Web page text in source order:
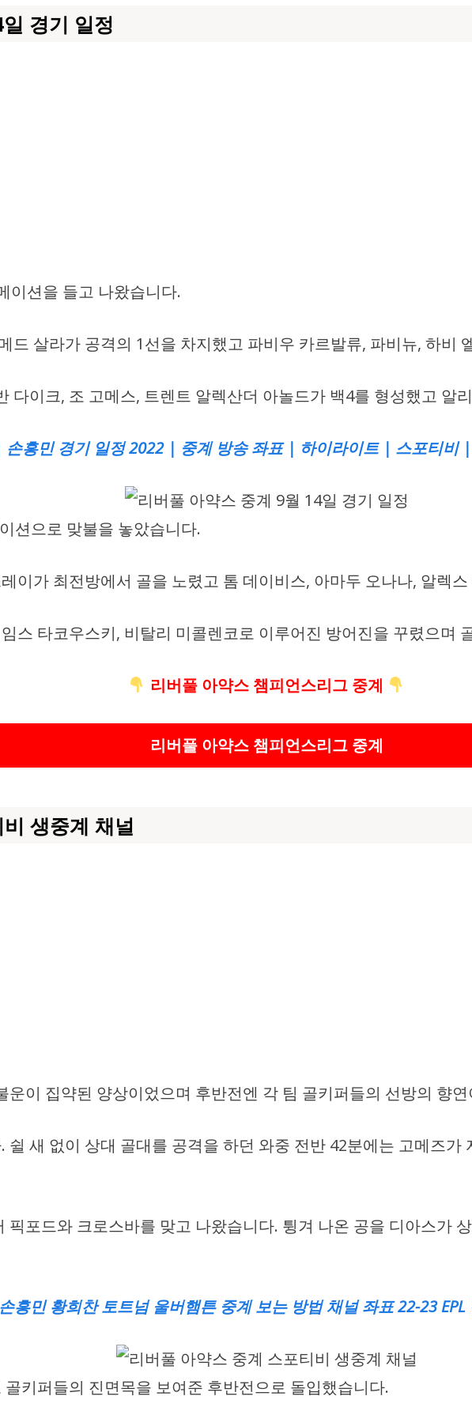
경기 일정
이션을 들고 나왔습니다.
드 살라가 공격의 1선을 차지했고 파비우 카르발류, 파비뉴, 하비
다이크, 조 고메스, 트렌트 알렉산더 아놀드가 백4를 형성했고 알
손흥민 경기 일정 2022 | 중계 방송 좌표 | 하이라이트 | 스포티비
션으로 맞불을 놓았습니다.
이가 최전방에서 골을 노렸고 톰 데이비스, 아마두 오나나, 알렉
스 타코우스키, 비탈리 미콜렌코로 이루어진 방어진을 꾸렸으며
리버풀 아약스 챔피언스리그 중계
리버풀 아약스 챔피언스리그 중계
생중계 채널
운이 집약된 양상이었으며 후반전엔 각 팀 골키퍼들의 선방의 향
새 없이 상대 골대를 공격을 하던 와중 전반 42분에는 고메즈
픽포드와 크로스바를 맞고 나왔습니다. 튕겨 나온 공을 디아스가
흥민 황희찬 토트넘 울버햄튼 중계 보는 방법 채널 좌표 22-23
키퍼들의 진면목을 보여준 후반전으로 돌입했습니다.